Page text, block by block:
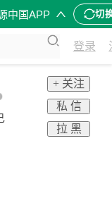
中国APP 切
登录
+ 关注
私 信
拉 黑